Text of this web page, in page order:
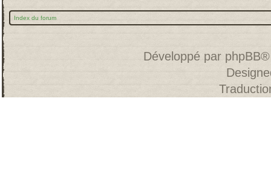
Index du forum
Développé par phpBB®